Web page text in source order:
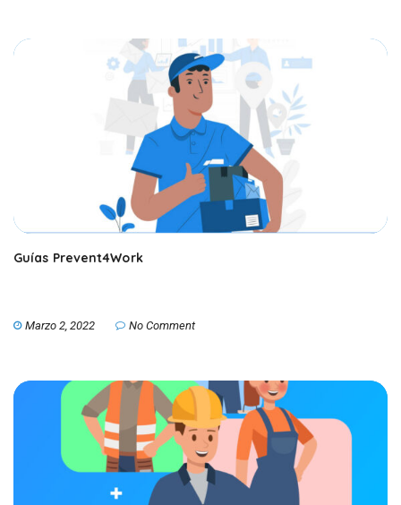
Guías Prevent4Work
Marzo 2, 2022 No Comment